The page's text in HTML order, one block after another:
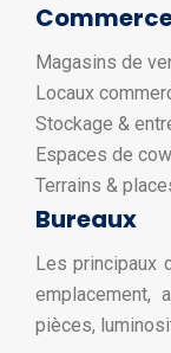
Magasins de
Locaux
Stockage &
Espaces de
Terrains &
Bureaux
Les principaux
emplacement,
pièces,